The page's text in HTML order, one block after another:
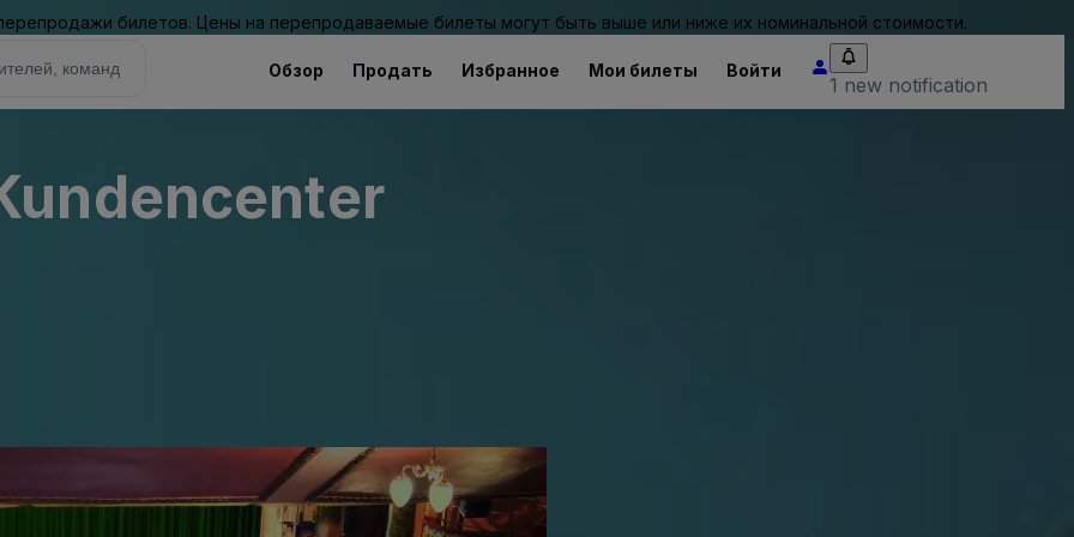
билетов. Цены на перепродаваемые билеты могут быть выше или ниже их номинальной стоимости.
Обзор Продать Избранное Мои билеты Войти
1 new notification